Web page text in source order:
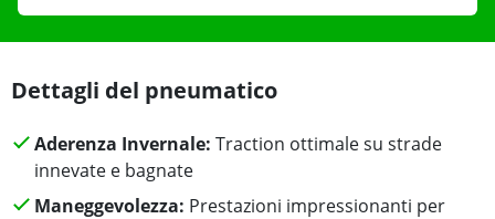
Dettagli del pneumatico
Aderenza Invernale: Traction ottimale su strade
innevate e bagnate
Maneggevolezza: Prestazioni impressionanti per